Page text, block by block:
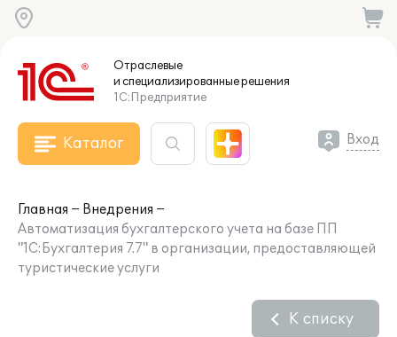
Отраслевые
и специализированныерешения
1С:Предприятие
Каталог Вход
Главная
Внедрения
Автоматизация бухгалтерского учета на базе ПП
"1С:Бухгалтерия 7.7" в организации, предоставляющей
туристические услуги
К списку